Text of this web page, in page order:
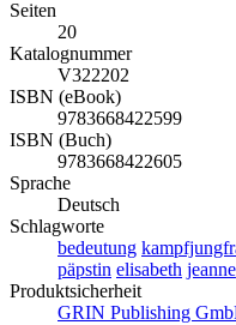
Seiten
20
Katalognummer
V322202
ISBN (eBook)
9783668422599
ISBN (Buch)
9783668422605
Sprache
Deutsch
Schlagworte
bedeutung
päpstin elisabeth jeanne
Produktsicherheit
GRIN Publishing